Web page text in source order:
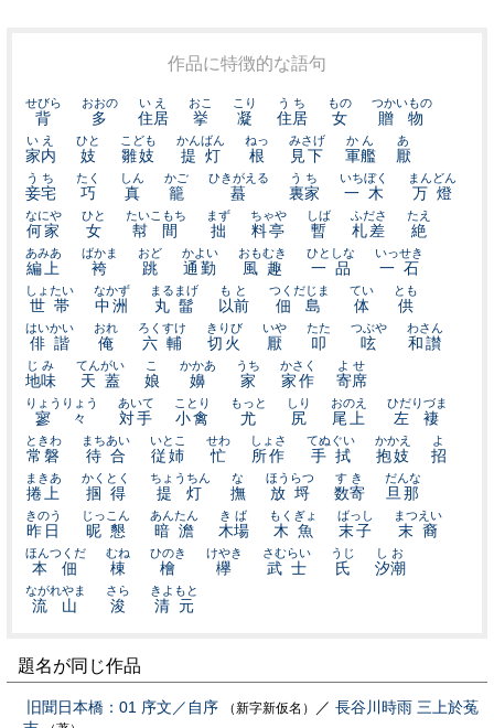
作品に特徴的な語句
背
せびら
多
おおの
住居
いえ
挙
おこ
凝
こり
住居
うち
女
もの
贈物
つかいもの
家内
いえ
妓
ひと
雛妓
こども
提灯
かんばん
根
ねっ
見下
みさげ
軍艦
かん
厭
あ
妾宅
うち
巧
たく
真
しん
籠
かご
蟇
ひきがえる
裏家
うち
一木
いちぼく
万燈
まんどん
何家
なにや
女
ひと
幇間
たいこもち
拙
まず
料亭
ちゃや
暫
しば
札差
ふださ
絶
たえ
編上
あみあ
袴
ばかま
跳
おど
通勤
かよい
風趣
おもむき
一品
ひとしな
一石
いっせき
世帯
しょたい
中洲
なかず
丸髷
まるまげ
以前
もと
佃島
つくだじま
体
てい
供
とも
俳諧
はいかい
俺
おれ
六輔
ろくすけ
切火
きりび
厭
いや
叩
たた
呟
つぶや
和讃
わさん
地味
じみ
天蓋
てんがい
娘
こ
嬶
かかあ
家
うち
家作
かさく
寄席
よせ
寥々
りょうりょう
対手
あいて
小禽
ことり
尤
もっと
尻
しり
尾上
おのえ
左褄
ひだりづま
常磐
ときわ
待合
まちあい
従姉
いとこ
忙
せわ
所作
しょさ
手拭
てぬぐい
抱妓
かかえ
招
よ
捲上
まきあ
掴得
かくとく
提灯
ちょうちん
撫
な
放埒
ほうらつ
数寄
すき
旦那
だんな
昨日
きのう
昵懇
じっこん
暗澹
あんたん
木場
きば
木魚
もくぎょ
末子
ばっし
末裔
まつえい
本佃
ほんつくだ
棟
むね
檜
ひのき
欅
けやき
武士
さむらい
氏
うじ
汐潮
しお
流山
ながれやま
浚
さら
清元
きよもと
題名が同じ作品
旧聞日本橋：01 序文／自序 （新字新仮名） ／ 長谷川時雨 三上於菟